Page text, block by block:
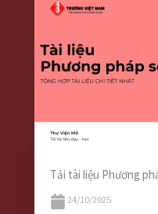
Tải tài liệu Phương
24/10/2025